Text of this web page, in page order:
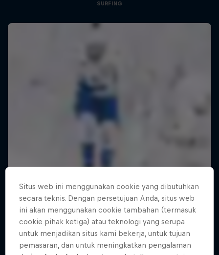
SURFING
Situs web ini menggunakan cookie yang dibutuhkan
secara teknis. Dengan persetujuan Anda, situs web
ini akan menggunakan cookie tambahan (termasuk
cookie pihak ketiga) atau teknologi yang serupa
untuk menjadikan situs kami bekerja, untuk tujuan
pemasaran, dan untuk meningkatkan pengalaman